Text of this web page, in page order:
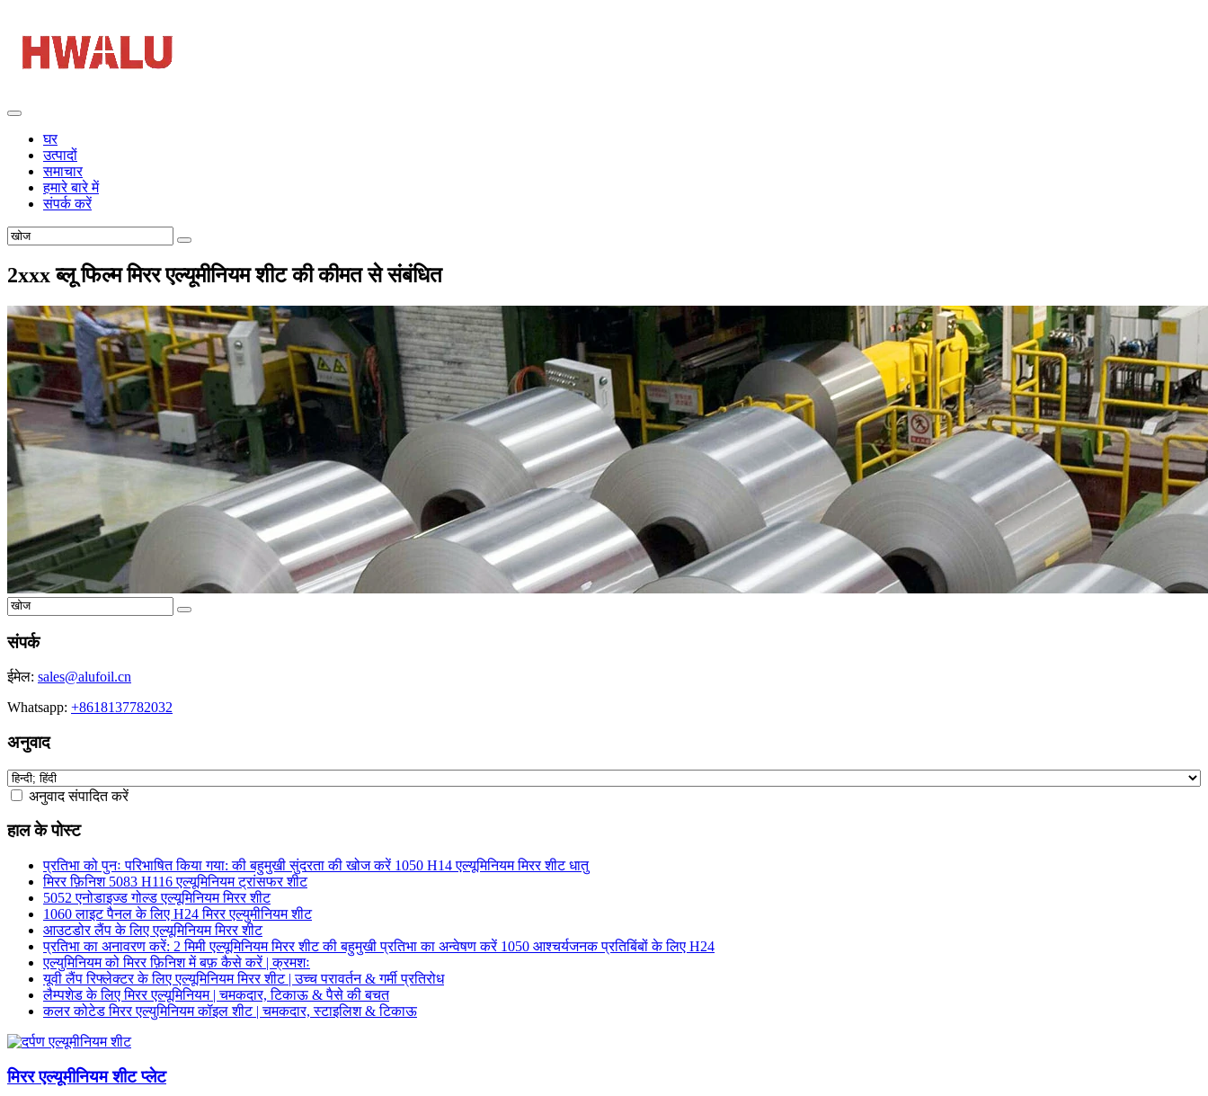
घर
उत्पादों
समाचार
हमारे बारे में
संपर्क करें
2xxx ब्लू फिल्म मिरर एल्यूमीनियम शीट की कीमत से संबंधित
संपर्क
ईमेल: sales@alufoil.cn
Whatsapp: +8618137782032
अनुवाद
अनुवाद संपादित करें
हाल के पोस्ट
प्रतिभा को पुनः परिभाषित किया गया: की बहुमुखी सुंदरता की खोज करें 1050 H14 एल्यूमिनियम मिरर शीट धातु
मिरर फ़िनिश 5083 H116 एल्यूमिनियम ट्रांसफर शीट
5052 एनोडाइज्ड गोल्ड एल्यूमिनियम मिरर शीट
1060 लाइट पैनल के लिए H24 मिरर एल्युमीनियम शीट
आउटडोर लैंप के लिए एल्यूमिनियम मिरर शीट
प्रतिभा का अनावरण करें: 2 मिमी एल्यूमिनियम मिरर शीट की बहुमुखी प्रतिभा का अन्वेषण करें 1050 आश्चर्यजनक प्रतिबिंबों के लिए H24
एल्युमिनियम को मिरर फ़िनिश में बफ़ कैसे करें | क्रमशः
यूवी लैंप रिफ्लेक्टर के लिए एल्यूमिनियम मिरर शीट | उच्च परावर्तन & गर्मी प्रतिरोध
लैम्पशेड के लिए मिरर एल्यूमिनियम | चमकदार, टिकाऊ & पैसे की बचत
कलर कोटेड मिरर एल्युमिनियम कॉइल शीट | चमकदार, स्टाइलिश & टिकाऊ
मिरर एल्यूमीनियम शीट प्लेट